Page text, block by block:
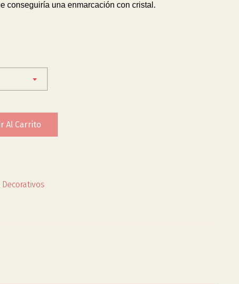
conseguiría una enmarcación con cristal.
Al Carrito